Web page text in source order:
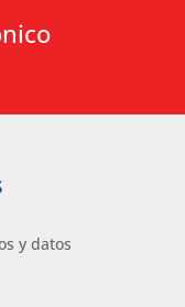
y datos